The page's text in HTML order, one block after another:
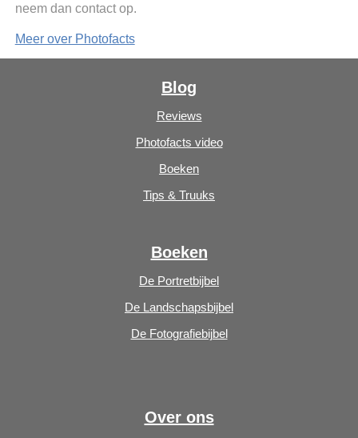
neem dan contact op.
Meer over Photofacts
Blog
Reviews
Photofacts video
Boeken
Tips & Truuks
Boeken
De Portretbijbel
De Landschapsbijbel
De Fotografiebijbel
Over ons